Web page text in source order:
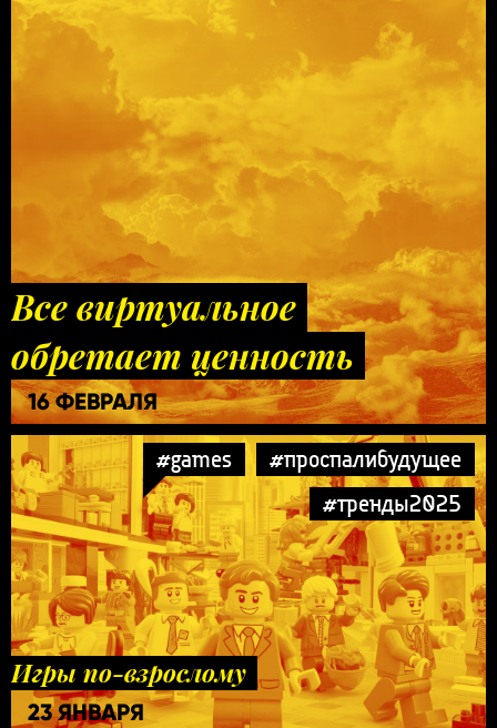
Все виртуальное
обретает ценность
16 ФЕВРАЛЯ
#games
#проспалибудущее
#тренды2025
Игры по-взрослому
23 ЯНВАРЯ